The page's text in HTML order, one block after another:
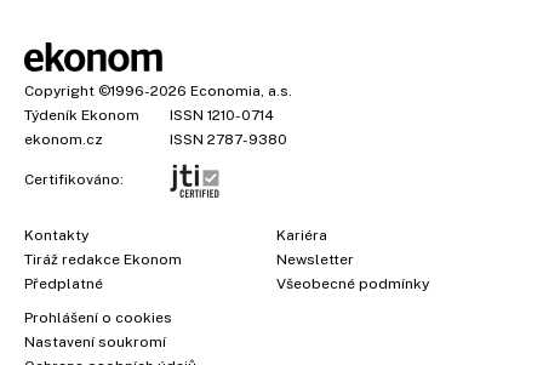
Copyright ©1996-2026 Economia, a.s.
Týdeník Ekonom
ISSN 1210-0714
ekonom.cz
ISSN 2787-9380
Certifikováno:
Kontakty
Tiráž redakce Ekonom
Předplatné
Kariéra
Newsletter
Všeobecné podmínky
Prohlášení o cookies
Nastavení soukromí